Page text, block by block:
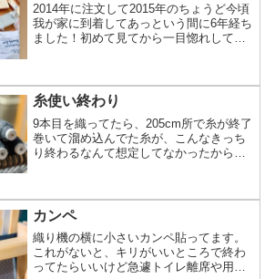
2014年に注文して2015年のちょうど今頃
我が家に到着してあっという間に6年経ち
ました！初めて見てから一目惚れして我
と酷使気味(笑)ではあるけど大事にしてま
す！これ...
糸使い終わり
9本目を織ってたら、205cm所で糸が終了
巻いて溜め込んでた糸が、こんなきっち
り終わるなんて想定してなかったから嬉
もあり残りの時間は糸巻き作業17巻巻き
すぎないように...
カンペ
織り機の横に小さいカンペ貼ってます。
これがないと、キリがいいところで終わ
ってたらいいけど急遽トイレ離席や用事